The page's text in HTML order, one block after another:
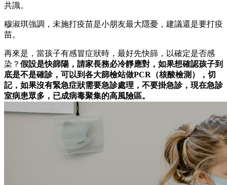
共識。
穆淑琪強調，未施打疫苗是小朋友最大隱憂，建議還是要打疫
苗。
再來是，當孩子有感冒症狀時，最好先快篩，以確定是否感
染？ 假設是快篩陽，請家長務必冷靜應對，如果想確認孩子到
底是不是確診，可以到各大篩檢站做PCR（核酸檢測），切
記，如果沒有緊急症狀需要急診處理，不要掛急診，現在急診
室病患眾多，已成病毒聚集的高風險區。